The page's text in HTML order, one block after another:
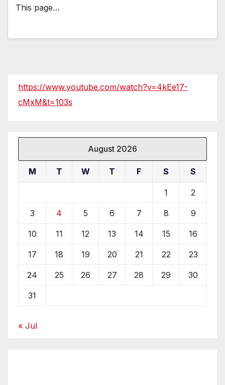
This page…
https://www.youtube.com/watch?v=4kEe17-
cMxM&t=103s
August 2026
M T W T F S S
1 2
3 4 5 6 7 8 9
10 11 12 13 14 15 16
17 18 19 20 21 22 23
24 25 26 27 28 29 30
31
« Jul